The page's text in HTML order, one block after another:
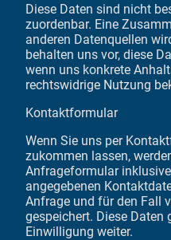
Diese Daten sind nicht
zuordenbar. Eine
anderen Datenquellen
behalten uns vor, diese
wenn uns konkrete
rechtswidrige Nutzung
Kontaktformular
Wenn Sie uns per
zukommen lassen,
Anfrageformular
angegebenen
Anfrage und für den Fall
gespeichert. Diese Daten
Einwilligung weiter.